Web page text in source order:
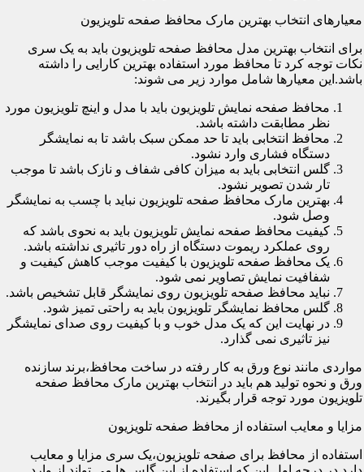
معیارهای انتخاب بهترین مارک محافظ صفحه تلویزیون
برای انتخاب بهترین مدل محافظ صفحه تلویزیون باید به یک سری
نکات توجه کرد تا محافظ مورد استفاده بهترین کارایی را داشته
باشد.این معیارها شامل موارد زیر می شوند:
محافظ صفحه نمایش تلویزیون باید با مدل و اینچ تلویزیون مورد
نظر مطابقت داشته باشد.
محافظ انتخابی باید تا حد ممکن سبک باشد تا به نمایشگر
دستگاه فشاری وارد نشود.
گلس انتخابی باید به میزان کافی شفاف و نازک باشد تا موجب
تار شدن تصویر نشود.
بهترین مارک محافظ صفحه تلویزیون نباید با چسب به نمایشگر
وصل شود.
کیفیت محافظ صفحه نمایش تلویزیون باید به نحوی باشد که
روی عملکرد ریموت دستگاه از راه دور تاثیری نداشته باشد.
یک محافظ صفحه تلویزیون با کیفیت موجب کاهش کیفیت و
شفافیت نمایش تصاویر نمی شود.
نباید محافظ صفحه تلویزیون روی نمایشگر قابل تشخیص باشد.
گلس محافظ نمایشگر تلویزیون باید به راحتی تمیز شود.
در نهایت این که یک مدل خوب و با کیفیت روی صدای نمایشگر
نیز تاثیری نمی گذارد.
مواردی مانند نوع ورق به کار رفته در ساخت محافظ،برند سازنده
ورق و نحوه تولید هم باید در انتخاب بهترین مارک محافظ صفحه
تلویزیون مورد توجه قرار بگیرند.
مزایا و معایب استفاده از محافظ صفحه تلویزیون
استفاده از محافظ برای صفحه تلویزیون،یک سری مزایا و معایب